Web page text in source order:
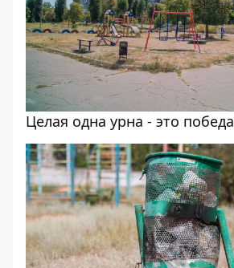
Целая одна урна - это победа